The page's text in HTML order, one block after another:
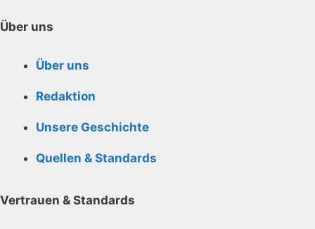
Über uns
Über uns
Redaktion
Unsere Geschichte
Quellen & Standards
Vertrauen & Standards